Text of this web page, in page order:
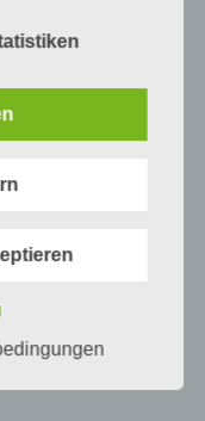
alle
Person (im
beziehen.
zu einer